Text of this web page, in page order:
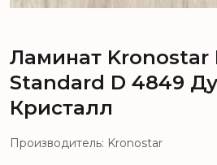
Ламинат Kronostar
Standard D 4849
Кристалл
Производитель: Kronostar